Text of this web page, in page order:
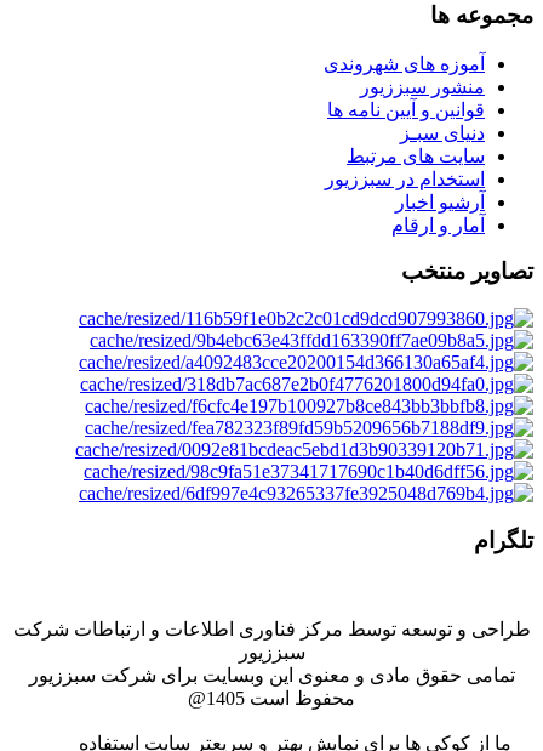
مجموعه ها
آموزه های شهروندی
منشور سبززیور
قوانین و آیین نامه ها
دنیای سبـز
سایت های مرتبط
استخدام در سبززیور
آرشیو اخبار
آمار و ارقام
تصاویر منتخب
تلگرام
طراحی و توسعه توسط مركز فناوری اطلاعات و ارتباطات شركت
سبززيور
تمامی حقوق مادی و معنوی این وبسایت برای شرکت سبززیور
محفوظ است 1405@
ما از کوکی ها برای نمایش بهتر و سریعتر سایت استفاده